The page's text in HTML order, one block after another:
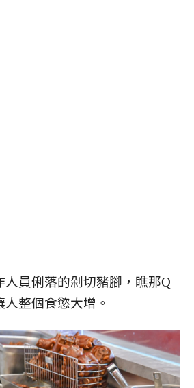
人員俐落的剁切豬腳，瞧那Q
整個食慾大增。